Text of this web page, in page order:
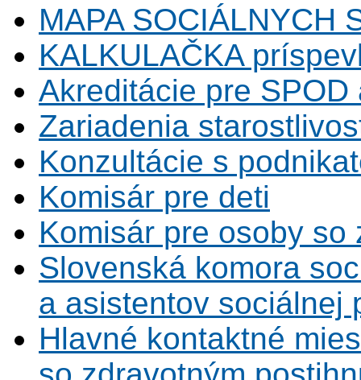
MAPA SOCIÁLNYCH
KALKULAČKA
Akreditácie pre
Zariadenia
Konzultácie s
Komisár pre deti
Komisár pre osoby
Slovenská komora
a asistentov sociálnej
Hlavné kontaktné